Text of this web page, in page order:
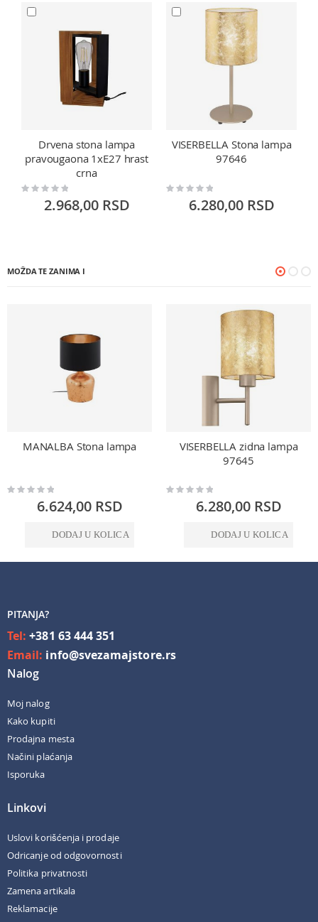
Drvena stona lampa
pravougaona 1xE27 hrast
crna
Rating:
2.968,00 RSD
VISERBELLA Stona lampa
97646
Rating:
6.280,00 RSD
MOŽDA TE ZANIMA I
MANALBA Stona lampa
Rating:
6.624,00 RSD
DODAJ U KOLICA
VISERBELLA zidna lampa
97645
Rating:
6.280,00 RSD
DODAJ U KOLICA
PITANJA?
Tel:+381 63 444 351
Email: info@svezamajstore.rs
Nalog
Moj nalog
Kako kupiti
Prodajna mesta
Načini plaćanja
Isporuka
Linkovi
Uslovi korišćenja i prodaje
Odricanje od odgovornosti
Politika privatnosti
Zamena artikala
Reklamacije